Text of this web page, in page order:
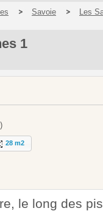
Savoie Les
1
28 m2
le long des